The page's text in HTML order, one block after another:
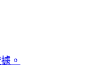
。